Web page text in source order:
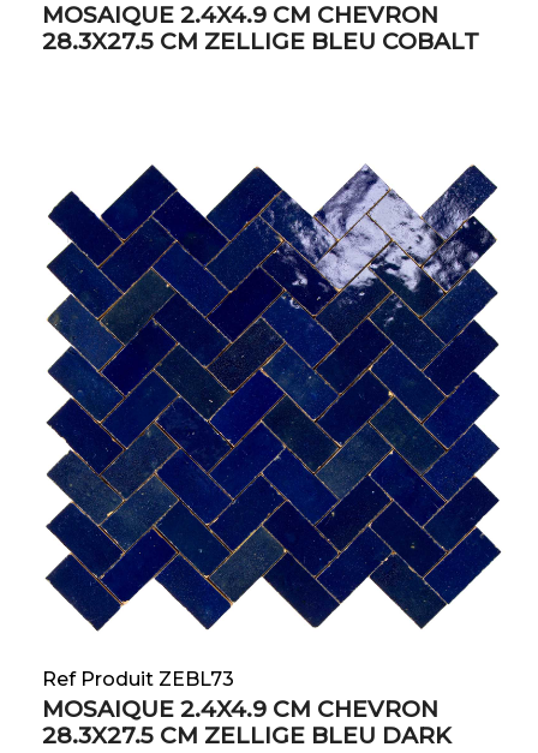
MOSAIQUE 2.4X4.9 CM CHEVRON
28.3X27.5 CM ZELLIGE BLEU COBALT
Ref Produit ZEBL73
MOSAIQUE 2.4X4.9 CM CHEVRON
28.3X27.5 CM ZELLIGE BLEU DARK